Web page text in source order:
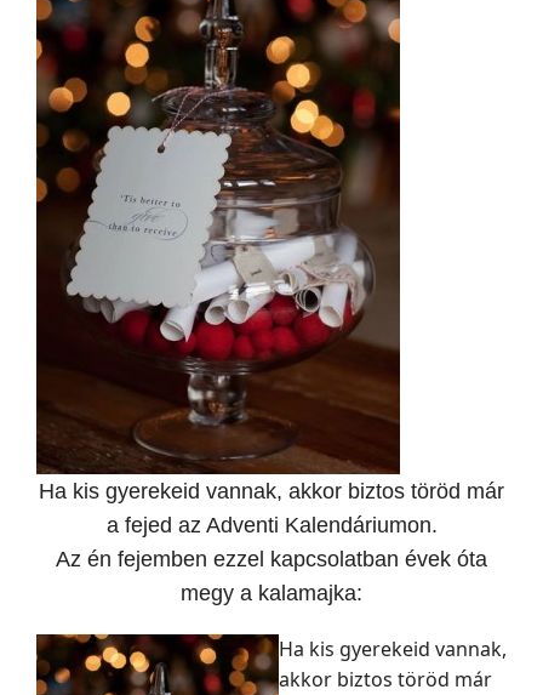
Ha kis gyerekeid vannak, akkor biztos töröd már
a fejed az Adventi Kalendáriumon.
Az én fejemben ezzel kapcsolatban évek óta
megy a kalamajka:
Ha kis gyerekeid vannak,
akkor biztos töröd már